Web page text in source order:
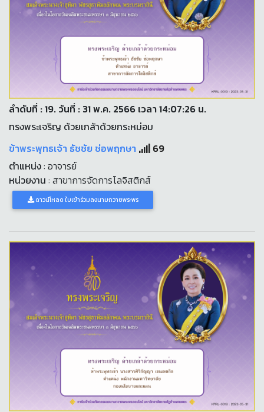
ลำดับที่ : 19. วันที่ : 31 พ.ค. 2566 เวลา 14:07:26 น.
ทรงพระเจริญ ด้วยเกล้าด้วยกระหม่อม
ข้าพระพุทธเจ้า ธัชชัย ช่อพฤกษา
69
ตำแหน่ง: อาจารย์
หน่วยงาน : สาขาการจัดการโลจิสติกส์
ดาวน์โหลด ใบเข้าร่วมลงนามถวายพระพร